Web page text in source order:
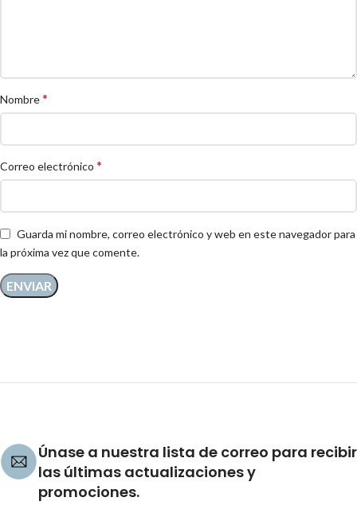
Nombre*
Correo electrónico *
Guarda mi nombre, correo electrónico y web en este navegador para
la próxima vez que comente.
Únase a nuestra lista de correo para recibir
las últimas actualizaciones y
promociones.